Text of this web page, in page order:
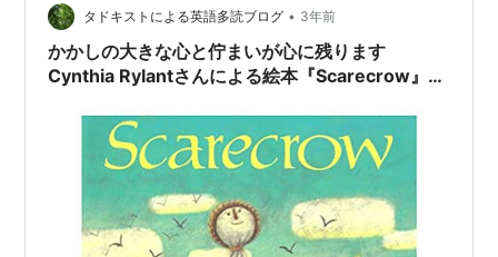
ビデオ
発売日:2006/01/27
クリック: 2回
この商品を含むブログ (14件) を見る
リスト::外国の映画::題名::さ行
タドキストによる英語多読ブログ • 3年前
かかしの大きな心と佇まいが心に残ります
Cynthia Rylantさんによる絵本『Scarecrow』の